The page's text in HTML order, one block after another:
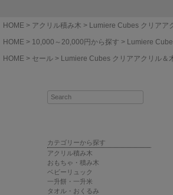
HOME アクリル積み木
Lumiere Cubes クリアア
HOME
10,000～20,000円から探す
Lumiere
HOME
セール Lumiere Cubes クリアアクリル＆
カテゴリーから探す
アクリル積み木
おもちゃ・積み木
ベビーリュック
一升餅・一升米
タオル・おくるみ